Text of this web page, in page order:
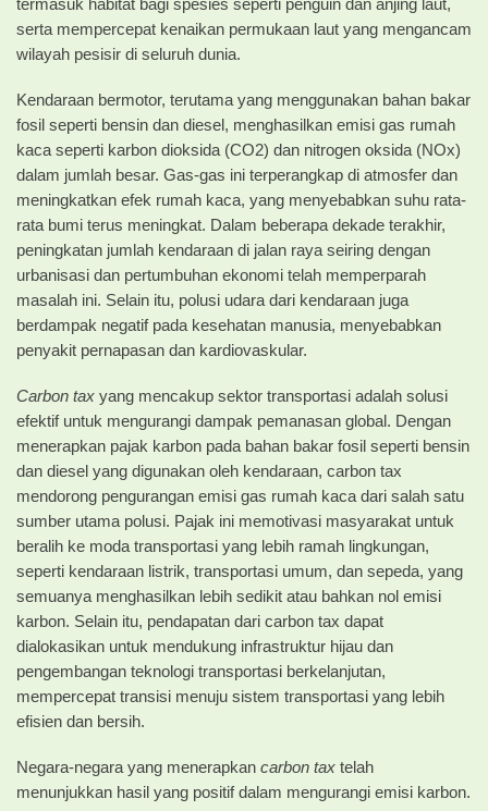
termasuk habitat bagi spesies seperti penguin dan anjing laut,
serta mempercepat kenaikan permukaan laut yang mengancam
wilayah pesisir di seluruh dunia.
Kendaraan bermotor, terutama yang menggunakan bahan bakar
fosil seperti bensin dan diesel, menghasilkan emisi gas rumah
kaca seperti karbon dioksida (CO2) dan nitrogen oksida (NOx)
dalam jumlah besar. Gas-gas ini terperangkap di atmosfer dan
meningkatkan efek rumah kaca, yang menyebabkan suhu rata-
rata bumi terus meningkat. Dalam beberapa dekade terakhir,
peningkatan jumlah kendaraan di jalan raya seiring dengan
urbanisasi dan pertumbuhan ekonomi telah memperparah
masalah ini. Selain itu, polusi udara dari kendaraan juga
berdampak negatif pada kesehatan manusia, menyebabkan
penyakit pernapasan dan kardiovaskular.
Carbon tax yang mencakup sektor transportasi adalah solusi
efektif untuk mengurangi dampak pemanasan global. Dengan
menerapkan pajak karbon pada bahan bakar fosil seperti bensin
dan diesel yang digunakan oleh kendaraan, carbon tax
mendorong pengurangan emisi gas rumah kaca dari salah satu
sumber utama polusi. Pajak ini memotivasi masyarakat untuk
beralih ke moda transportasi yang lebih ramah lingkungan,
seperti kendaraan listrik, transportasi umum, dan sepeda, yang
semuanya menghasilkan lebih sedikit atau bahkan nol emisi
karbon. Selain itu, pendapatan dari carbon tax dapat
dialokasikan untuk mendukung infrastruktur hijau dan
pengembangan teknologi transportasi berkelanjutan,
mempercepat transisi menuju sistem transportasi yang lebih
efisien dan bersih.
Negara-negara yang menerapkan carbon tax telah
menunjukkan hasil yang positif dalam mengurangi emisi karbon.